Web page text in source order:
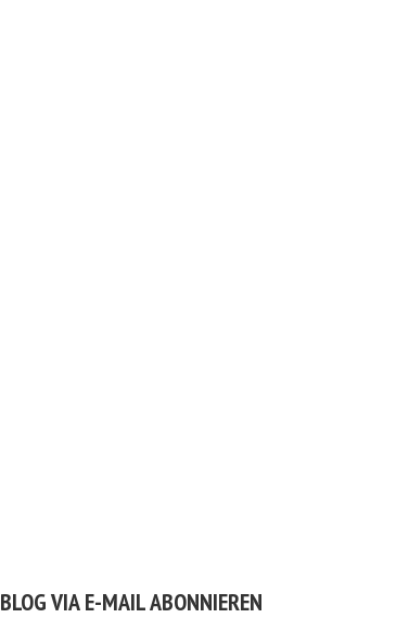
BLOG VIA E-MAIL ABONNIEREN